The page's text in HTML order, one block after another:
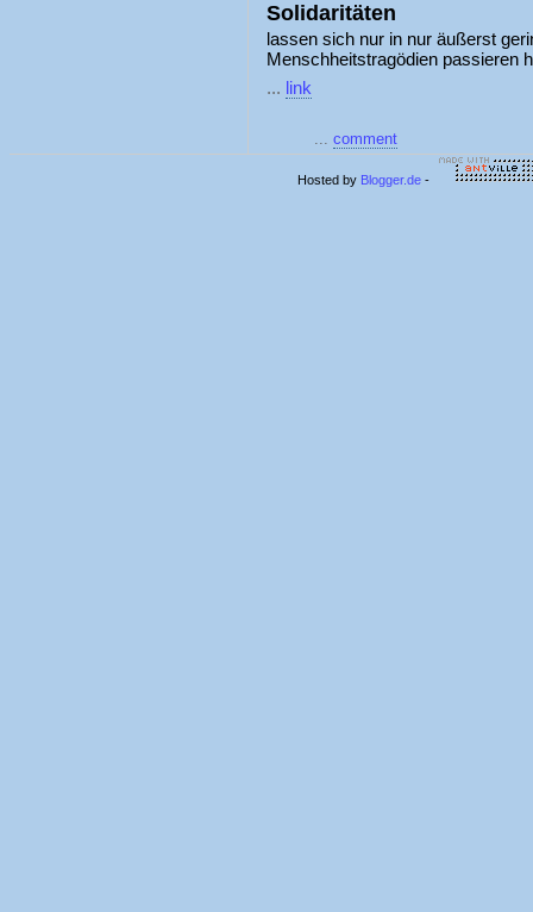
Solidaritäten
lassen sich nur in nur äußerst
Menschheitstragödien passieren
... link
... comment
Hosted by Blogger.de -